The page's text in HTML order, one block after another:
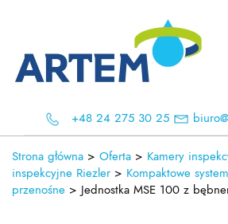
+48 24 275 30 25
Strona główna > Oferta > Kamery
inspekcyjne Riezler > Kompaktowe
przenośne > Jednostka MSE 100 z